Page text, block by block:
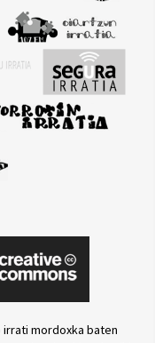
irrati mordoxka baten